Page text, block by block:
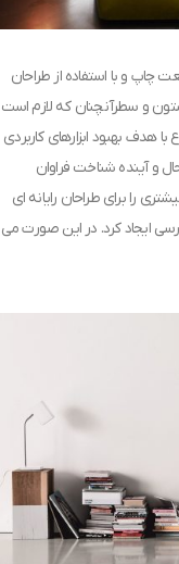
چاپ و با استفاده از طراحان
و سطرآنچنان که لازم است
هدف بهبود ابزارهای کاربردی
و آینده شناخت فراوان
را برای طراحان رایانه ای
ایجاد کرد. در این صورت می